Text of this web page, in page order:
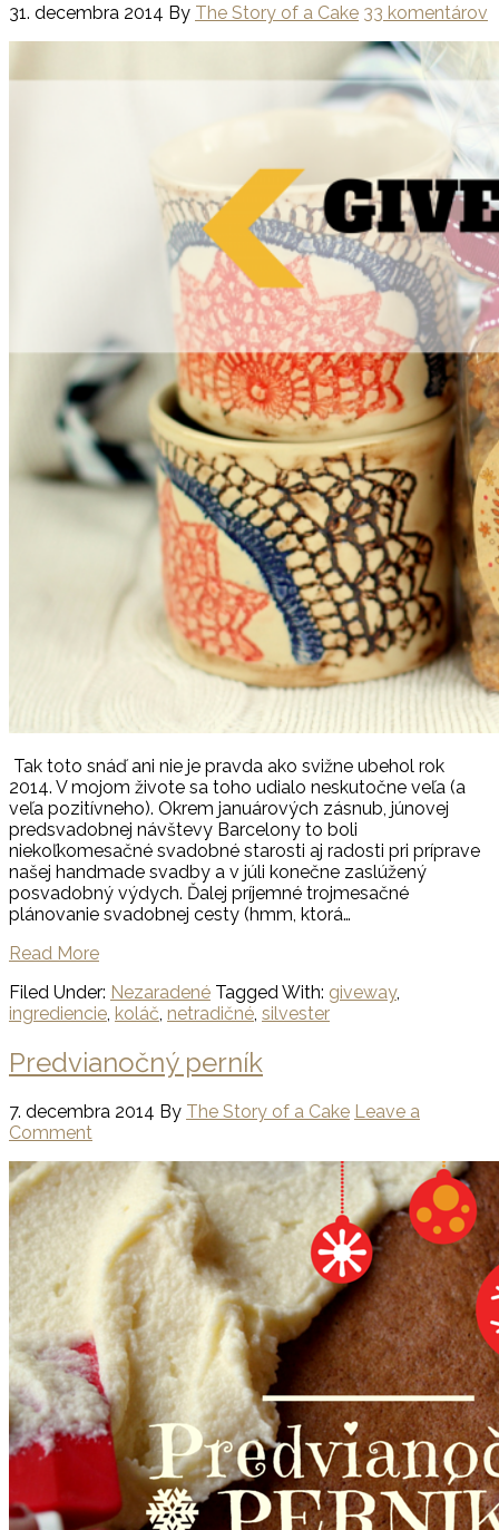
31. decembra 2014 By The Story of a Cake 33 komentárov
Tak toto snáď ani nie je pravda ako svižne ubehol rok
2014. V mojom živote sa toho udialo neskutočne veľa (a
veľa pozitívneho). Okrem januárových zásnub, júnovej
predsvadobnej návštevy Barcelony to boli
niekoľkomesačné svadobné starosti aj radosti pri príprave
našej handmade svadby a v júli konečne zaslúžený
posvadobný výdych. Ďalej príjemné trojmesačné
plánovanie svadobnej cesty (hmm, ktorá…
Read More
Filed Under: Nezaradené Tagged With: giveway,
ingrediencie, koláč, netradičné, silvester
Predvianočný perník
7. decembra 2014 By The Story of a Cake Leave a
Comment